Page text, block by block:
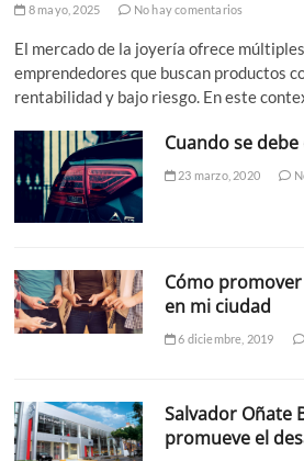
8 mayo, 2025 No hay comentarios
El mercado de la joyería ofrece
emprendedores que buscan productos
rentabilidad y bajo riesgo. En este
Cuando se
23 marzo, 2020
Cómo
en mi ciudad
6 diciembre, 2019
Salvador Oñate
promueve el